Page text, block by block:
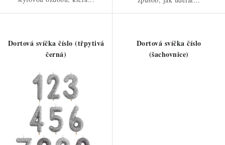
Dortová svíčka číslo (třpytivá
černá)
Dortová svíčka číslo
(šachovnice)